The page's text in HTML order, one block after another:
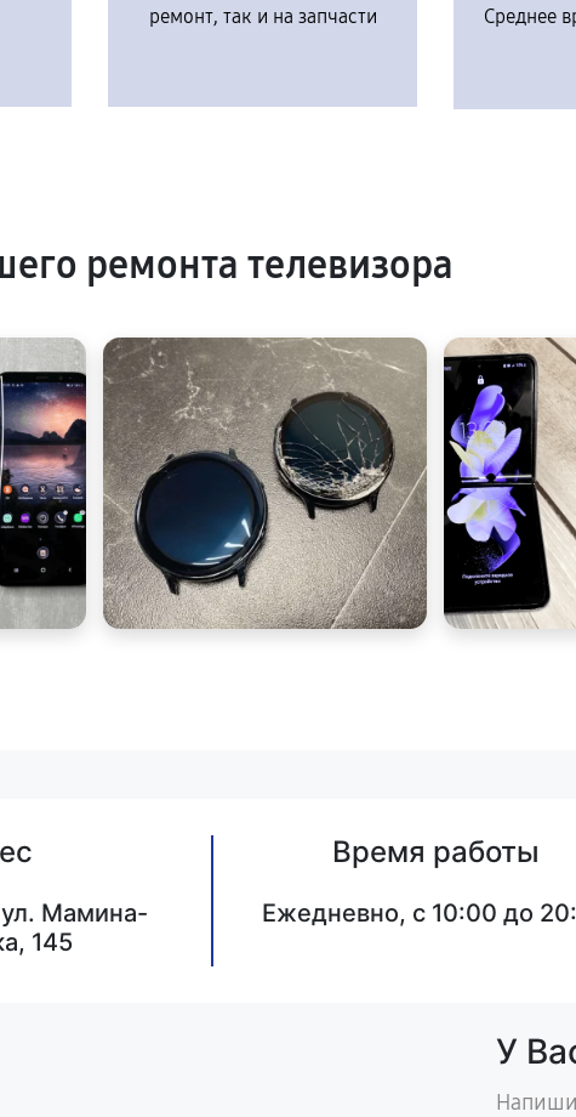
ремонт, так и на запчасти
Среднее
ремонта телевизора
ул. Мамина-
145
Время работы
Ежедневно, с 10:00 до
У